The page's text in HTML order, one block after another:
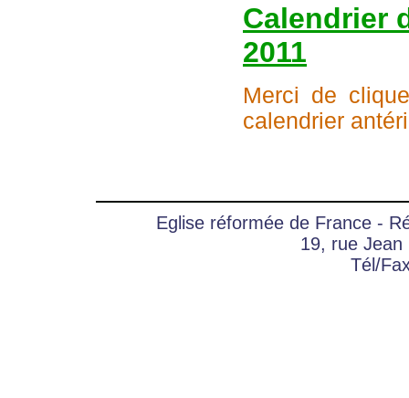
Calendrier
2011
Merci de
calendrier
Eglise réformée de France -
19, rue Jean
Tél/